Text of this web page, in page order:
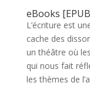
eBooks
L’écriture est
cache des
un théâtre où
qui nous fait
les thèmes de